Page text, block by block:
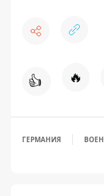
👍 🔥
ГЕРМАНИЯ